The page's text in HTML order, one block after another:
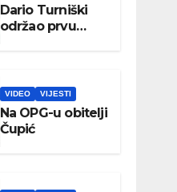
Dario Turniški
održao prvu
konferenciju za
VIDEO VIJESTI
Na OPG-u obitelji
Čupić